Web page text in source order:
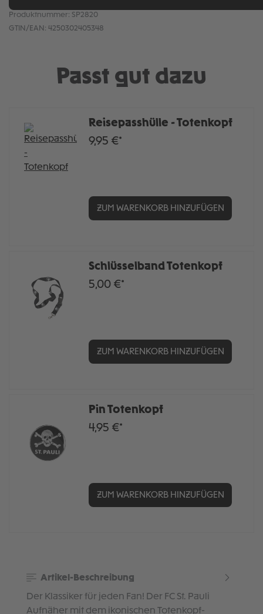
Produktnummer: SP2820
GTIN/EAN: 4250302405348
Passt gut dazu
Reisepasshülle - Totenkopf
9,95 €*
ZUM WARENKORB HINZUFÜGEN
Schlüsselband Totenkopf
5,00 €*
ZUM WARENKORB HINZUFÜGEN
Pin Totenkopf
4,95 €*
ZUM WARENKORB HINZUFÜGEN
Artikel-Beschreibung
Der Klassiker für jeden Fan! Der FC St. Pauli
Aufnäher mit dem ikonischen Totenkopf-